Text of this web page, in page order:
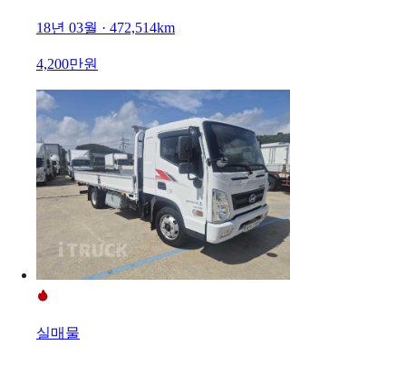
18년 03월 · 472,514km
4,200만원
실매물